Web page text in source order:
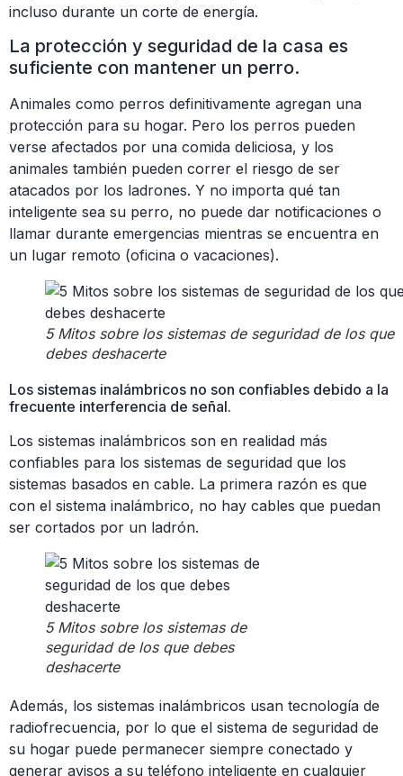
incluso durante un corte de energía.
La protección y seguridad de la casa es
suficiente con mantener un perro.
Animales como perros definitivamente agregan una
protección para su hogar. Pero los perros pueden
verse afectados por una comida deliciosa, y los
animales también pueden correr el riesgo de ser
atacados por los ladrones. Y no importa qué tan
inteligente sea su perro, no puede dar notificaciones o
llamar durante emergencias mientras se encuentra en
un lugar remoto (oficina o vacaciones).
5 Mitos sobre los sistemas de seguridad de los que
debes deshacerte
Los sistemas inalámbricos no son confiables debido a la
frecuente interferencia de señal.
Los sistemas inalámbricos son en realidad más
confiables para los sistemas de seguridad que los
sistemas basados en cable. La primera razón es que
con el sistema inalámbrico, no hay cables que puedan
ser cortados por un ladrón.
5 Mitos sobre los sistemas de
seguridad de los que debes
deshacerte
Además, los sistemas inalámbricos usan tecnología de
radiofrecuencia, por lo que el sistema de seguridad de
su hogar puede permanecer siempre conectado y
generar avisos a su teléfono inteligente en cualquier